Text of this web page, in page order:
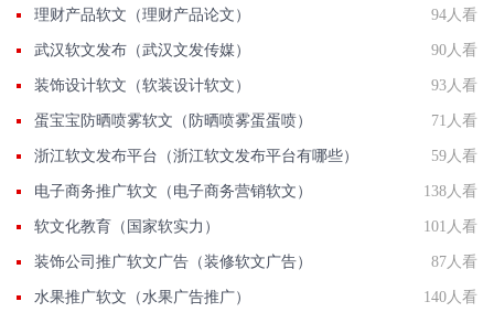
理财产品软文（理财产品论文） 94人看
武汉软文发布（武汉文发传媒） 90人看
装饰设计软文（软装设计软文） 93人看
蛋宝宝防晒喷雾软文（防晒喷雾蛋蛋喷） 71人看
浙江软文发布平台（浙江软文发布平台有哪些） 59人看
电子商务推广软文（电子商务营销软文） 138人看
软文化教育（国家软实力） 101人看
装饰公司推广软文广告（装修软文广告） 87人看
水果推广软文（水果广告推广） 140人看